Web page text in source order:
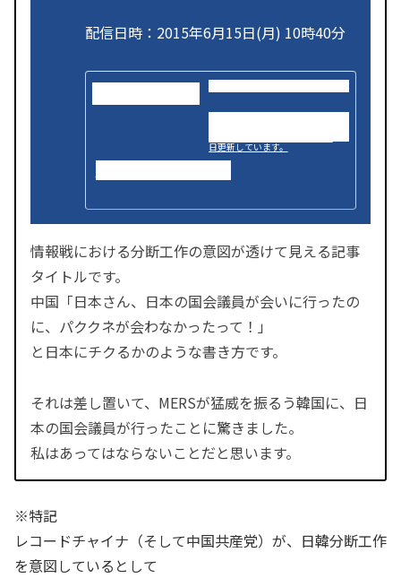
配信日時：2015年6月15日(月) 10時40分
日更新しています。
情報戦における分断工作の意図が透けて見える記事
タイトルです。
中国「日本さん、日本の国会議員が会いに行ったの
に、パククネが会わなかったって！」
と日本にチクるかのような書き方です。
それは差し置いて、MERSが猛威を振るう韓国に、日
本の国会議員が行ったことに驚きました。
私はあってはならないことだと思います。
※特記
レコードチャイナ（そして中国共産党）が、日韓分断工作
を意図しているとして